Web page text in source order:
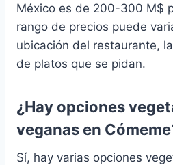
México es de 200-300 M$
rango de precios puede
ubicación del restaurante,
de platos que se pidan.
¿Hay opciones
veganas en
Sí, hay varias opciones